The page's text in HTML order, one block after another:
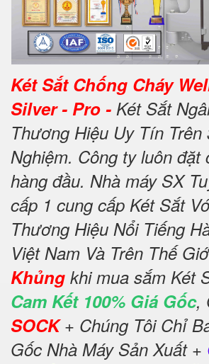
Két Sắt Chống Cháy
Silver - Pro - Két Sắt
Thương Hiệu Uy Tín Trên
Nghiệm. Công ty luôn đặt
hàng đầu. Nhà máy SX
cấp 1 cung cấp Két Sắt
Thương Hiệu Nổi Tiếng
Việt Nam Và Trên Thế
Khủng khi mua sắm Két
Cam Kết 100% Giá Gốc,
SOCK+ Chúng Tôi Chỉ
Gốc Nhà Máy Sản Xuất +